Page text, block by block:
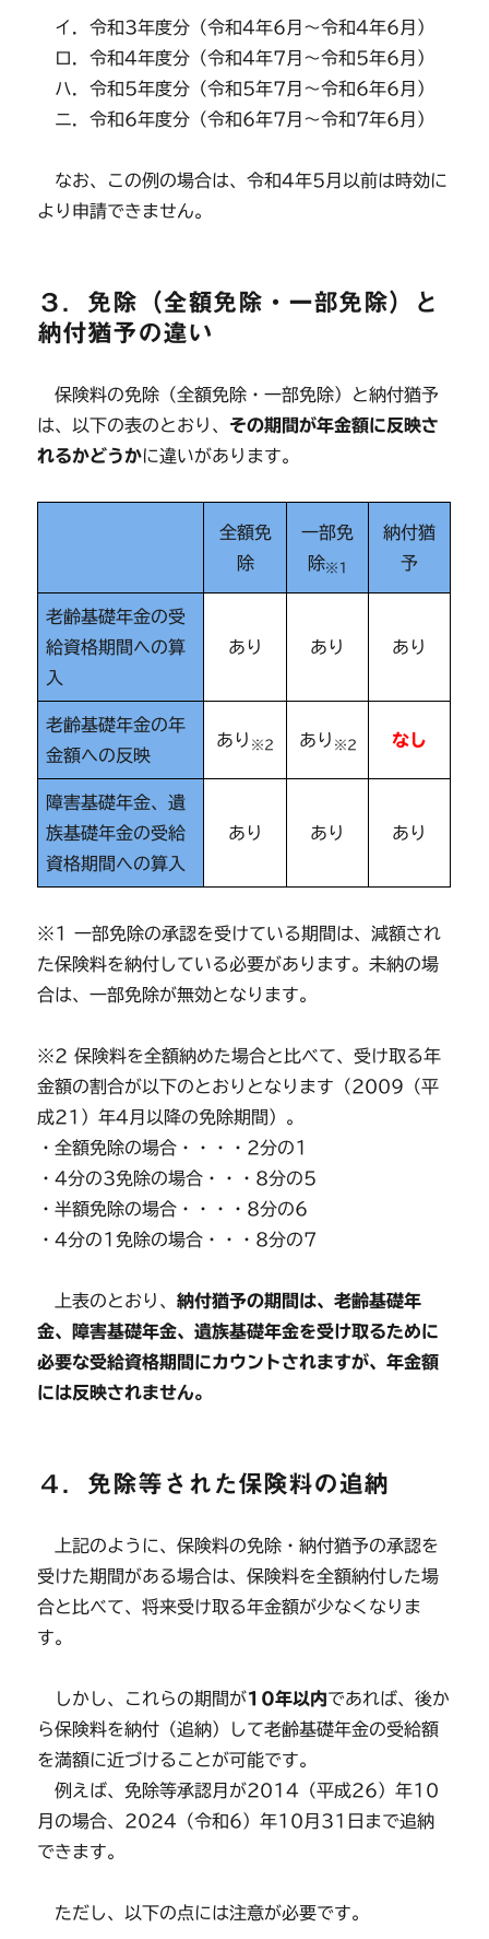
イ．令和3年度分（令和4年6月～令和4年6月）
ロ．令和4年度分（令和4年7月～令和5年6月）
ハ．令和5年度分（令和5年7月～令和6年6月）
ニ．令和6年度分（令和6年7月～令和7年6月）
なお、この例の場合は、令和4年5月以前は時効に
より申請できません。
３．免除（全額免除・一部免除）と
納付猶予の違い
保険料の免除（全額免除・一部免除）と納付猶予
は、以下の表のとおり、 その期間が年金額に反映さ
れるかどうかに違いがあります。
全額免
除
一部免
除※1
納付猶
予
老齢基礎年金の受
給資格期間への算
入
あり あり あり
老齢基礎年金の年
金額への反映
あり ※2 あり ※2 なし
障害基礎年金、遺
族基礎年金の受給
資格期間への算入
あり あり あり
※1 一部免除の承認を受けている期間は、減額され
た保険料を納付している必要があります。未納の場
合は、一部免除が無効となります。
※2 保険料を全額納めた場合と比べて、受け取る年
金額の割合が以下のとおりとなります（2009（平
成21）年4月以降の免除期間）。
・全額免除の場合・・・・2分の1
・4分の3免除の場合・・・8分の5
・半額免除の場合・・・・8分の6
・4分の1免除の場合・・・8分の7
上表のとおり、納付猶予の期間は、老齢基礎年
金、障害基礎年金、遺族基礎年金を受け取るために
必要な受給資格期間にカウントされますが、年金額
には反映されません。
４．免除等された保険料の追納
上記のように、保険料の免除・納付猶予の承認を
受けた期間がある場合は、保険料を全額納付した場
合と比べて、将来受け取る年金額が少なくなりま
す。
しかし、これらの期間が10年以内であれば、後か
ら保険料を納付（追納）して老齢基礎年金の受給額
を満額に近づけることが可能です。
例えば、免除等承認月が2014（平成26）年10
月の場合、2024（令和6）年10月31日まで追納
できます。
ただし、以下の点には注意が必要です。